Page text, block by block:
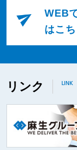
WEB
はこち
リンク LINK